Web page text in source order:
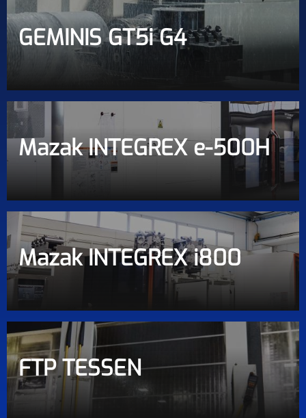
GEMINIS GT5i G4
Mazak INTEGREX e-500H
Mazak INTEGREX i800
FTP TESSEN